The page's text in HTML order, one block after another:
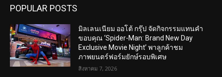
POPULAR POSTS
มิลเลนเนียม ออโต้ กรุ๊ป จัดกิจกรรมแทนคำ
ขอบคุณ ‘Spider-Man: Brand New Day
Exclusive Movie Night’ พาลูกค้าชม
ภาพยนตร์ฟอร์มยักษ์รอบพิเศษ
สิงหาคม 7, 2026